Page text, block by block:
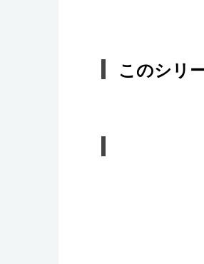
このシリ